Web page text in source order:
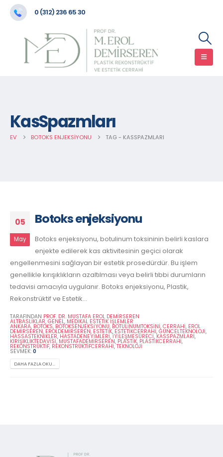
0 (312) 236 65 30
KasSpazmları
EV BOTOKS ENJEKSIYONU TAG - KASSPAZMLARI
05
May
Botoks enjeksiyonu
Botoks enjeksiyonu, botulinum toksininin belirli kaslara
enjekte edilerek kas aktivitesinin geçici olarak
engellenmesini sağlayan bir estetik prosedürdür. Bu işlem
genellikle kırışıklıkların azaltılması veya belirli tıbbi durumların
tedavisi amacıyla uygulanır. Botoks enjeksiyonu, Plastik,
Rekonstrüktif ve Estetik...
TARAFINDAN PROF. DR. MUSTAFA EROL DEMİRSEREN
ALTBASLIKLAR, GENEL, MEDIKAL ESTETIK İŞLEMLER
ANKARA, BOTOKS, BOTOKSENJEKSIYONU, BOTULINUMTOKSINI, CERRAHI, EROL
DEMIRSEREN, EROLDEMIRSEREN, ESTETIK, ESTETIKCERRAHI, GÜNCELTEKNOLOJI,
HASSASTEKNIKLER, HASTADENEYIMLERI,İYILEŞMESÜRECI, KASSPAZMLARI,
KIRIŞIKLIKTEDAVISI, MUSTAFADEMIRSEREN, PLASTIK, PLASTIKCERRAHI,
REKONSTRÜKTIF, REKONSTRÜKTIFCERRAHI,TEKNOLOJI
SEVMEK: 0
DAHA FAZLA OKU...